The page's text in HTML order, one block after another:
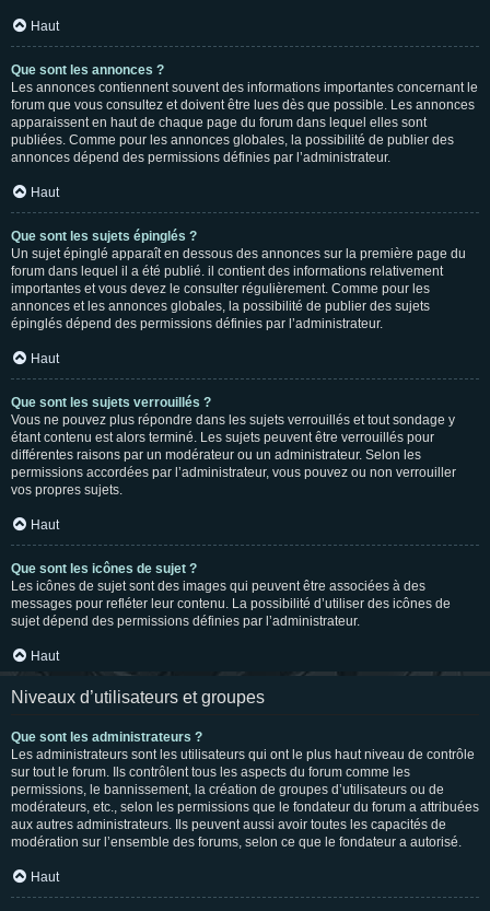
Haut
Que sont les annonces ?
Les annonces contiennent souvent des informations importantes concernant le
forum que vous consultez et doivent être lues dès que possible. Les annonces
apparaissent en haut de chaque page du forum dans lequel elles sont
publiées. Comme pour les annonces globales, la possibilité de publier des
annonces dépend des permissions définies par l’administrateur.
Haut
Que sont les sujets épinglés ?
Un sujet épinglé apparaît en dessous des annonces sur la première page du
forum dans lequel il a été publié. il contient des informations relativement
importantes et vous devez le consulter régulièrement. Comme pour les
annonces et les annonces globales, la possibilité de publier des sujets
épinglés dépend des permissions définies par l’administrateur.
Haut
Que sont les sujets verrouillés ?
Vous ne pouvez plus répondre dans les sujets verrouillés et tout sondage y
étant contenu est alors terminé. Les sujets peuvent être verrouillés pour
différentes raisons par un modérateur ou un administrateur. Selon les
permissions accordées par l’administrateur, vous pouvez ou non verrouiller
vos propres sujets.
Haut
Que sont les icônes de sujet ?
Les icônes de sujet sont des images qui peuvent être associées à des
messages pour refléter leur contenu. La possibilité d’utiliser des icônes de
sujet dépend des permissions définies par l’administrateur.
Haut
Niveaux d’utilisateurs et groupes
Que sont les administrateurs ?
Les administrateurs sont les utilisateurs qui ont le plus haut niveau de contrôle
sur tout le forum. Ils contrôlent tous les aspects du forum comme les
permissions, le bannissement, la création de groupes d’utilisateurs ou de
modérateurs, etc., selon les permissions que le fondateur du forum a attribuées
aux autres administrateurs. Ils peuvent aussi avoir toutes les capacités de
modération sur l’ensemble des forums, selon ce que le fondateur a autorisé.
Haut